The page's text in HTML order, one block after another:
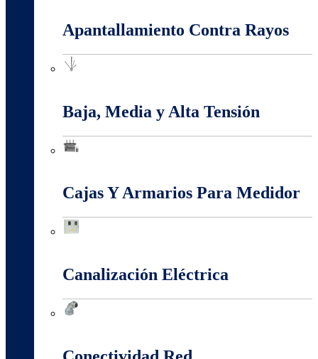
Apantallamiento Contra Rayos
Baja, Media y Alta Tensión
Cajas Y Armarios Para Medidor
Canalización Eléctrica